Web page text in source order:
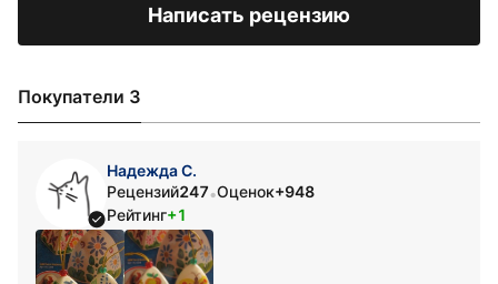
Написать рецензию
Покупатели 3
Надежда С.
Рецензий247•Оценок+948
Рейтинг+1